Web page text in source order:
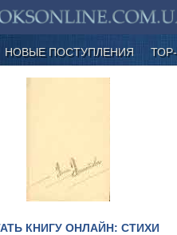
НОВЫЕ ПОСТУПЛЕНИЯ
КНИГУ ОНЛАЙН: СТИХИ